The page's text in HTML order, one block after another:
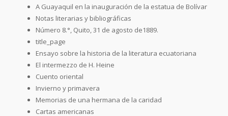
A Guayaquil en la inauguración de la estatua de Bolívar
Notas literarias y bibliográficas
Número 8.°, Quito, 31 de agosto de1889.
title_page
Ensayo sobre la historia de la literatura ecuatoriana
El intermezzo de H. Heine
Cuento oriental
Invierno y primavera
Memorias de una hermana de la caridad
Cartas americanas